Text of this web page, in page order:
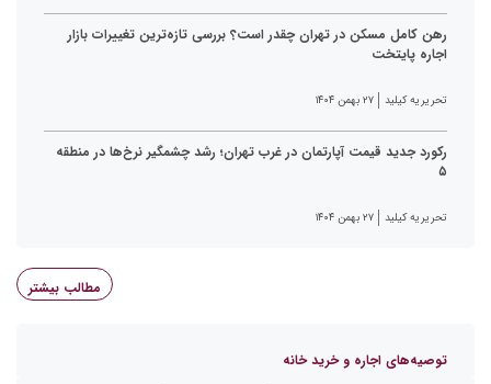
رهن کامل مسکن در تهران چقدر است؟ بررسی تازه‌ترین تغییرات بازار
اجاره پایتخت
تحریریه کیلید ۲۷ بهمن ۱۴۰۴
رکورد جدید قیمت آپارتمان در غرب تهران؛ رشد چشمگیر نرخ‌ها در منطقه
۵
تحریریه کیلید ۲۷ بهمن ۱۴۰۴
مطالب بیشتر
توصیه‌های اجاره و خرید خانه